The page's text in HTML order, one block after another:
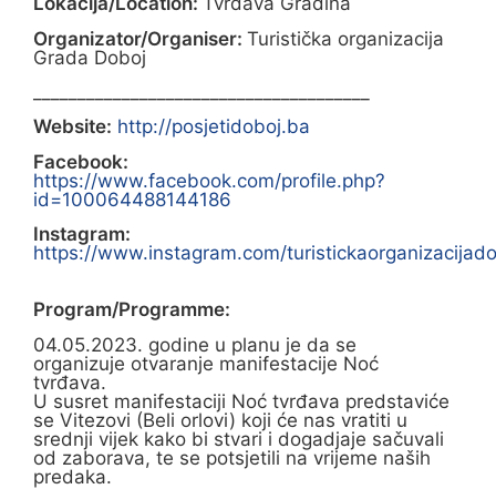
Organizator/Organiser: Turistička organizacija
Grada Doboj
Website: http://posjetidoboj.ba
Facebook:
https://www.facebook.com/profile.php?
id=100064488144186
Instagram:
https://www.instagram.com/
Program/Programme:
04.05.2023. godine u planu je da se
organizuje otvaranje manifestacije Noć
tvrđava.
U susret manifestaciji Noć tvrđava predstaviće
se Vitezovi (Beli orlovi) koji će nas vratiti u
srednji vijek kako bi stvari i dogadjaje sačuvali
od zaborava, te se potsjetili na vrijeme naših
predaka.